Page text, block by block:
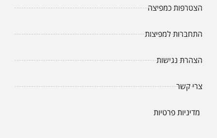
הצטרפות כמפיצה
התחברות למפיצות
הצהרת נגישות
צרי קשר
מדיניות פרטיות